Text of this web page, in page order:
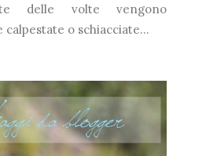
delle volte vengono
o schiacciate...